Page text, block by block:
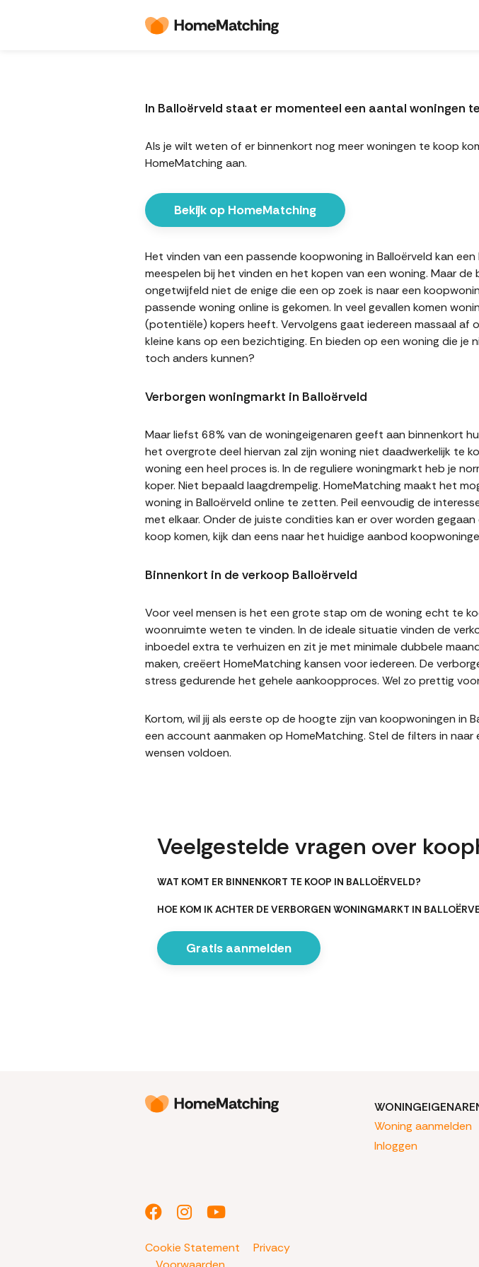
In Balloërveld staat er momenteel een aantal woningen
Als je wilt weten of er binnenkort nog meer woningen te koop
HomeMatching aan.
Bekijk op HomeMatching
Het vinden van een passende koopwoning in Balloërveld kan
meespelen bij het vinden en het kopen van een woning. Maar
ongetwijfeld niet de enige die een op zoek is naar een
passende woning online is gekomen. In veel gevallen komen
(potentiële) kopers heeft. Vervolgens gaat iedereen massaal af
kleine kans op een bezichtiging. En bieden op een woning die
toch anders kunnen?
Verborgen woningmarkt in Balloërveld
Maar liefst 68% van de woningeigenaren geeft aan binnenkort
het overgrote deel hiervan zal zijn woning niet daadwerkelijk te
woning een heel proces is. In de reguliere woningmarkt heb je
koper. Niet bepaald laagdrempelig. HomeMatching maakt het
woning in Balloërveld online te zetten. Peil eenvoudig de
met elkaar. Onder de juiste condities kan er over worden
koop komen, kijk dan eens naar het huidige aanbod
Binnenkort in de verkoop Balloërveld
Voor veel mensen is het een grote stap om de woning echt te
woonruimte weten te vinden. In de ideale situatie vinden de
inboedel extra te verhuizen en zit je met minimale dubbele
maken, creëert HomeMatching kansen voor iedereen. De
stress gedurende het gehele aankoopproces. Wel zo prettig
Kortom, wil jij als eerste op de hoogte zijn van koopwoningen in
een account aanmaken op HomeMatching. Stel de filters in
wensen voldoen.
Veelgestelde vragen over
WAT KOMT ER BINNENKORT TE KOOP IN BALLOËRVELD?
HOE KOM IK ACHTER DE VERBORGEN WONINGMARKT IN
Gratis aanmelden
Cookie Statement
Privacy
Woning aanmelden
Inloggen